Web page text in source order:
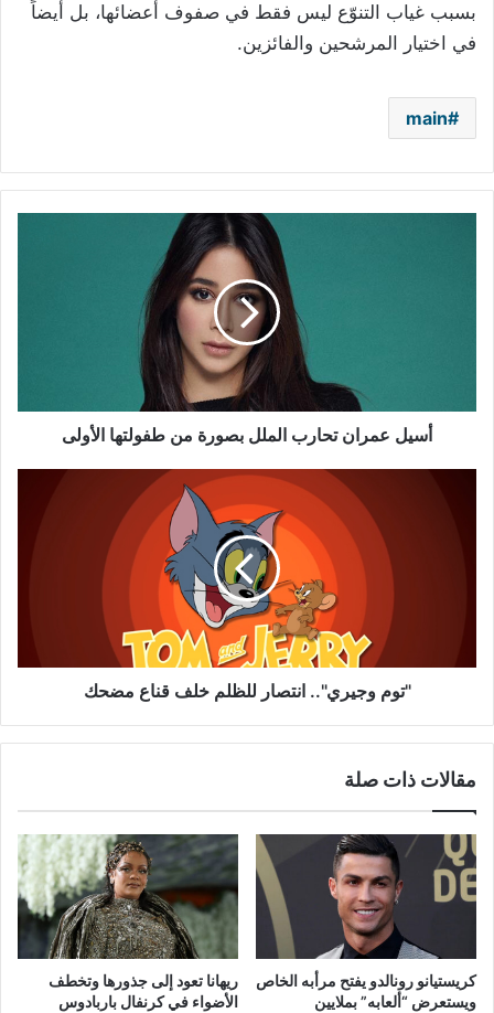
بسبب غياب التنوّع ليس فقط في صفوف أعضائها، بل أيضاً
في اختيار المرشحين والفائزين.
main
أسيل عمران تحارب الملل بصورة من طفولتها الأولى
"توم وجيري".. انتصار للظلم خلف قناع مضحك
مقالات ذات صلة
كريستيانو رونالدو يفتح مرأبه الخاص
ويستعرض “ألعابه” بملايين
ريهانا تعود إلى جذورها وتخطف
الأضواء في كرنفال باربادوس